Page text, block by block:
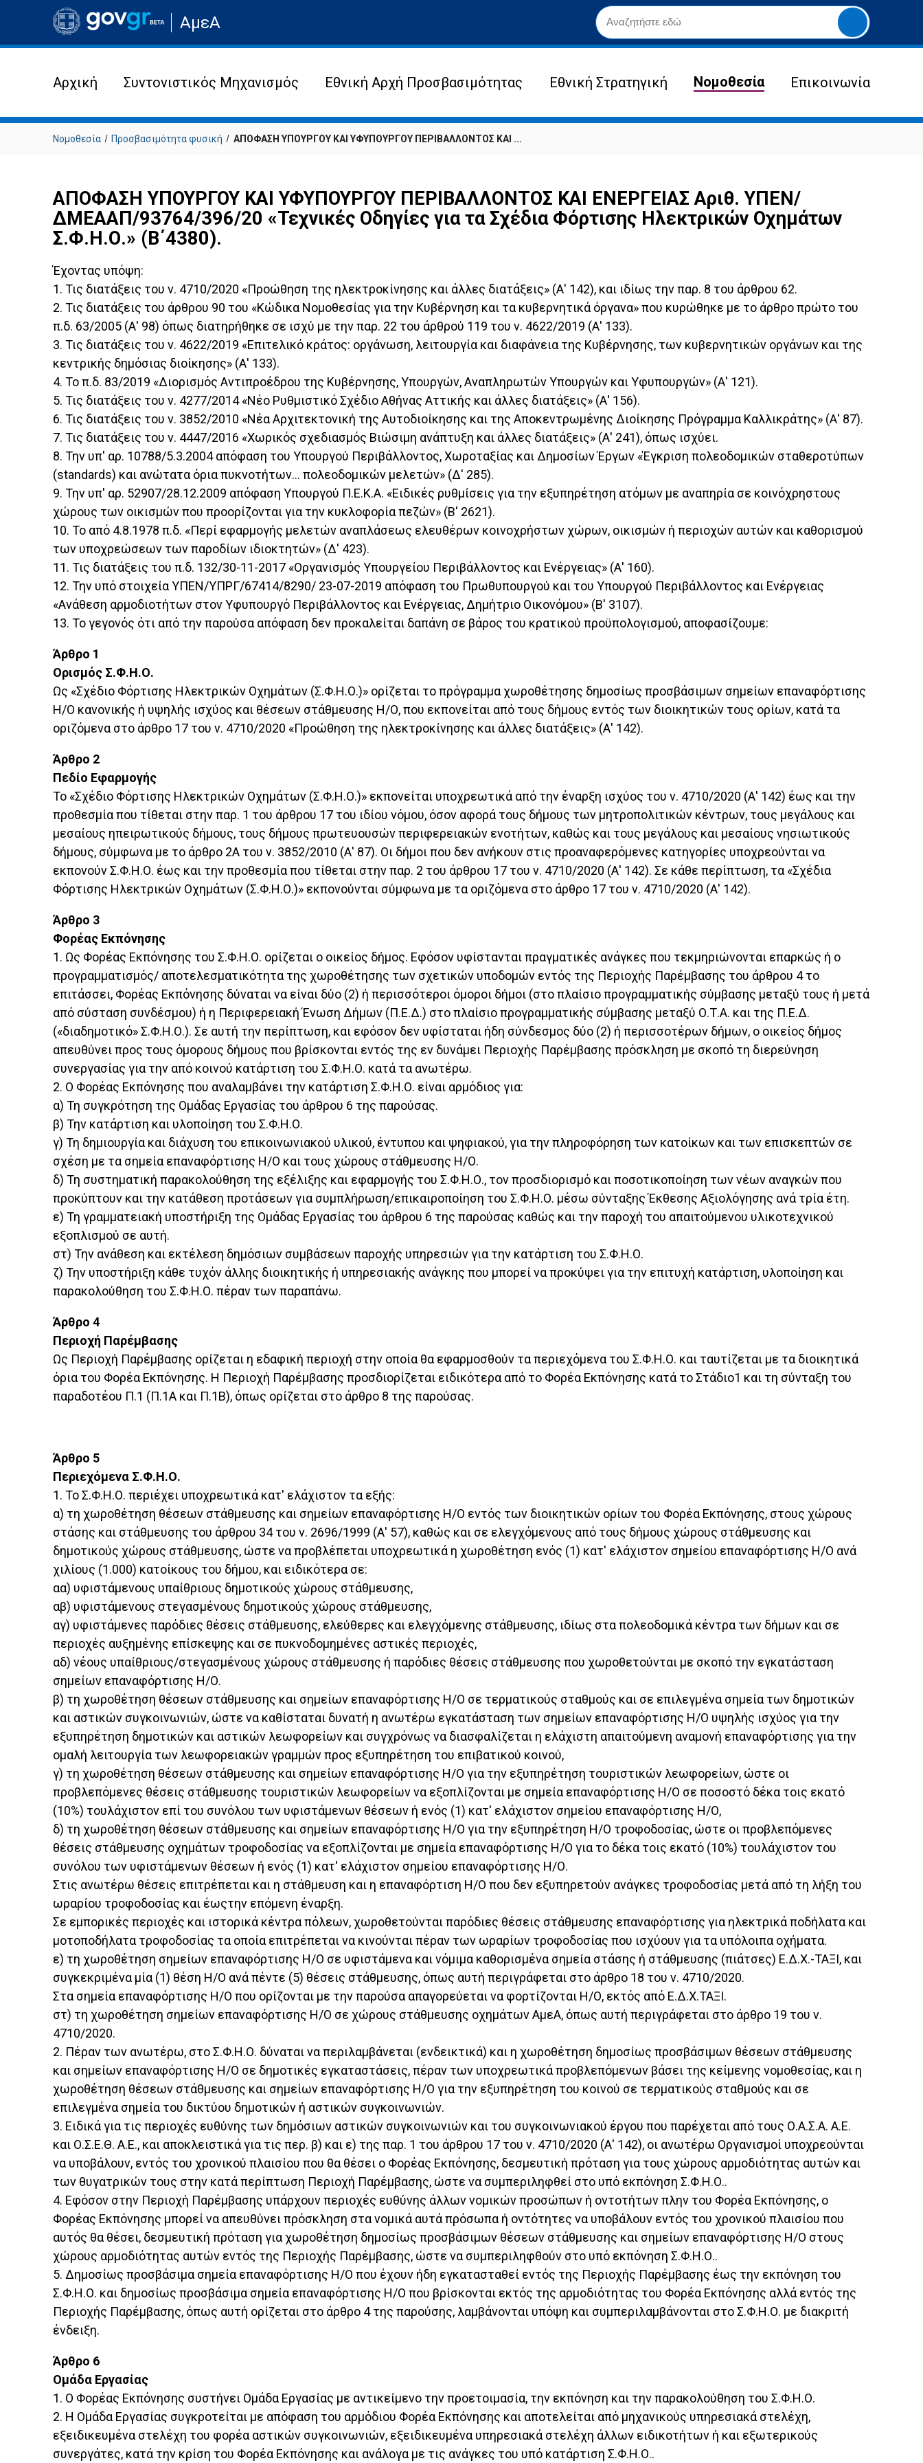
Μετάβαση
στην
σελίδα
ιστότοπου
ΑμεΑ
Yποβολή
αναζήτησης
Αρχική Συντονιστικός Μηχανισμός Εθνική Αρχή Προσβασιμότητας Εθνική Στρατηγική Νομοθεσία Επικοινωνία
Νομοθεσία Προσβασιμότητα φυσική ΑΠΟΦΑΣΗ ΥΠΟΥΡΓΟΥ ΚΑΙ ΥΦΥΠΟΥΡΓΟΥ ΠΕΡΙΒΑΛΛΟΝΤΟΣ ΚΑΙ ...
ΑΠΟΦΑΣΗ ΥΠΟΥΡΓΟΥ ΚΑΙ ΥΦΥΠΟΥΡΓΟΥ ΠΕΡΙΒΑΛΛΟΝΤΟΣ ΚΑΙ ΕΝΕΡΓΕΙΑΣ Αριθ. ΥΠΕΝ/
ΔΜΕΑΑΠ/93764/396/20 «Τεχνικές Οδηγίες για τα Σχέδια Φόρτισης Ηλεκτρικών Οχημάτων
Σ.Φ.Η.Ο.» (Β΄4380).
Έχοντας υπόψη:
1. Τις διατάξεις του ν. 4710/2020 «Προώθηση της ηλεκτροκίνησης και άλλες διατάξεις» (Α' 142), και ιδίως την παρ. 8 του άρθρου 62.
2. Τις διατάξεις του άρθρου 90 του «Κώδικα Νομοθεσίας για την Κυβέρνηση και τα κυβερνητικά όργανα» που κυρώθηκε με το άρθρο πρώτο του
π.δ. 63/2005 (Α' 98) όπως διατηρήθηκε σε ισχύ με την παρ. 22 του άρθρού 119 του ν. 4622/2019 (Α' 133).
3. Τις διατάξεις του ν. 4622/2019 «Επιτελικό κράτος: οργάνωση, λειτουργία και διαφάνεια της Κυβέρνησης, των κυβερνητικών οργάνων και της
κεντρικής δημόσιας διοίκησης» (Α' 133).
4. Το π.δ. 83/2019 «Διορισμός Αντιπροέδρου της Κυβέρνησης, Υπουργών, Αναπληρωτών Υπουργών και Υφυπουργών» (Α' 121).
5. Τις διατάξεις του ν. 4277/2014 «Νέο Ρυθμιστικό Σχέδιο Αθήνας Αττικής και άλλες διατάξεις» (Α' 156).
6. Τις διατάξεις του ν. 3852/2010 «Νέα Αρχιτεκτονική της Αυτοδιοίκησης και της Αποκεντρωμένης Διοίκησης Πρόγραμμα Καλλικράτης» (Α' 87).
7. Τις διατάξεις του ν. 4447/2016 «Χωρικός σχεδιασμός Βιώσιμη ανάπτυξη και άλλες διατάξεις» (Α' 241), όπως ισχύει.
8. Την υπ' αρ. 10788/5.3.2004 απόφαση του Υπουργού Περιβάλλοντος, Χωροταξίας και Δημοσίων Έργων «Έγκριση πολεοδομικών σταθεροτύπων
(standards) και ανώτατα όρια πυκνοτήτων... πολεοδομικών μελετών» (Δ' 285).
9. Την υπ' αρ. 52907/28.12.2009 απόφαση Υπουργού Π.Ε.Κ.Α. «Ειδικές ρυθμίσεις για την εξυπηρέτηση ατόμων με αναπηρία σε κοινόχρηστους
χώρους των οικισμών που προορίζονται για την κυκλοφορία πεζών» (Β' 2621).
10. Το από 4.8.1978 π.δ. «Περί εφαρμογής μελετών αναπλάσεως ελευθέρων κοινοχρήστων χώρων, οικισμών ή περιοχών αυτών και καθορισμού
των υποχρεώσεων των παροδίων ιδιοκτητών» (Δ' 423).
11. Τις διατάξεις του π.δ. 132/30-11-2017 «Οργανισμός Υπουργείου Περιβάλλοντος και Ενέργειας» (Α' 160).
12. Την υπό στοιχεία ΥΠΕΝ/ΥΠΡΓ/67414/8290/ 23-07-2019 απόφαση του Πρωθυπουργού και του Υπουργού Περιβάλλοντος και Ενέργειας
«Ανάθεση αρμοδιοτήτων στον Υφυπουργό Περιβάλλοντος και Ενέργειας, Δημήτριο Οικονόμου» (Β' 3107).
13. Το γεγονός ότι από την παρούσα απόφαση δεν προκαλείται δαπάνη σε βάρος του κρατικού προϋπολογισμού, αποφασίζουμε:
Άρθρο 1
Ορισμός Σ.Φ.Η.Ο.
Ως «Σχέδιο Φόρτισης Ηλεκτρικών Οχημάτων (Σ.Φ.Η.Ο.)» ορίζεται το πρόγραμμα χωροθέτησης δημοσίως προσβάσιμων σημείων επαναφόρτισης
Η/Ο κανονικής ή υψηλής ισχύος και θέσεων στάθμευσης Η/Ο, που εκπονείται από τους δήμους εντός των διοικητικών τους ορίων, κατά τα
οριζόμενα στο άρθρο 17 του ν. 4710/2020 «Προώθηση της ηλεκτροκίνησης και άλλες διατάξεις» (Α' 142).
Άρθρο 2
Πεδίο Εφαρμογής
Το «Σχέδιο Φόρτισης Ηλεκτρικών Οχημάτων (Σ.Φ.Η.Ο.)» εκπονείται υποχρεωτικά από την έναρξη ισχύος του ν. 4710/2020 (Α' 142) έως και την
προθεσμία που τίθεται στην παρ. 1 του άρθρου 17 του ιδίου νόμου, όσον αφορά τους δήμους των μητροπολιτικών κέντρων, τους μεγάλους και
μεσαίους ηπειρωτικούς δήμους, τους δήμους πρωτευουσών περιφερειακών ενοτήτων, καθώς και τους μεγάλους και μεσαίους νησιωτικούς
δήμους, σύμφωνα με το άρθρο 2Α του ν. 3852/2010 (Α' 87). Οι δήμοι που δεν ανήκουν στις προαναφερόμενες κατηγορίες υποχρεούνται να
εκπονούν Σ.Φ.Η.Ο. έως και την προθεσμία που τίθεται στην παρ. 2 του άρθρου 17 του ν. 4710/2020 (Α' 142). Σε κάθε περίπτωση, τα «Σχέδια
Φόρτισης Ηλεκτρικών Οχημάτων (Σ.Φ.Η.Ο.)» εκπονούνται σύμφωνα με τα οριζόμενα στο άρθρο 17 του ν. 4710/2020 (Α' 142).
Άρθρο 3
Φορέας Εκπόνησης
1. Ως Φορέας Εκπόνησης του Σ.Φ.Η.Ο. ορίζεται ο οικείος δήμος. Εφόσον υφίστανται πραγματικές ανάγκες που τεκμηριώνονται επαρκώς ή ο
προγραμματισμός/ αποτελεσματικότητα της χωροθέτησης των σχετικών υποδομών εντός της Περιοχής Παρέμβασης του άρθρου 4 το
επιτάσσει, Φορέας Εκπόνησης δύναται να είναι δύο (2) ή περισσότεροι όμοροι δήμοι (στο πλαίσιο προγραμματικής σύμβασης μεταξύ τους ή μετά
από σύσταση συνδέσμου) ή η Περιφερειακή Ένωση Δήμων (Π.Ε.Δ.) στο πλαίσιο προγραμματικής σύμβασης μεταξύ Ο.Τ.Α. και της Π.Ε.Δ.
(«διαδημοτικό» Σ.Φ.Η.Ο.). Σε αυτή την περίπτωση, και εφόσον δεν υφίσταται ήδη σύνδεσμος δύο (2) ή περισσοτέρων δήμων, ο οικείος δήμος
απευθύνει προς τους όμορους δήμους που βρίσκονται εντός της εν δυνάμει Περιοχής Παρέμβασης πρόσκληση με σκοπό τη διερεύνηση
συνεργασίας για την από κοινού κατάρτιση του Σ.Φ.Η.Ο. κατά τα ανωτέρω.
2. Ο Φορέας Εκπόνησης που αναλαμβάνει την κατάρτιση Σ.Φ.Η.Ο. είναι αρμόδιος για:
α) Τη συγκρότηση της Ομάδας Εργασίας του άρθρου 6 της παρούσας.
β) Την κατάρτιση και υλοποίηση του Σ.Φ.Η.Ο.
γ) Τη δημιουργία και διάχυση του επικοινωνιακού υλικού, έντυπου και ψηφιακού, για την πληροφόρηση των κατοίκων και των επισκεπτών σε
σχέση με τα σημεία επαναφόρτισης H/O και τους χώρους στάθμευσης Η/Ο.
δ) Τη συστηματική παρακολούθηση της εξέλιξης και εφαρμογής του Σ.Φ.Η.Ο., τον προσδιορισμό και ποσοτικοποίηση των νέων αναγκών που
προκύπτουν και την κατάθεση προτάσεων για συμπλήρωση/επικαιροποίηση του Σ.Φ.Η.Ο. μέσω σύνταξης Έκθεσης Αξιολόγησης ανά τρία έτη.
ε) Τη γραμματειακή υποστήριξη της Ομάδας Εργασίας του άρθρου 6 της παρούσας καθώς και την παροχή του απαιτούμενου υλικοτεχνικού
εξοπλισμού σε αυτή.
στ) Την ανάθεση και εκτέλεση δημόσιων συμβάσεων παροχής υπηρεσιών για την κατάρτιση του Σ.Φ.Η.Ο.
ζ) Την υποστήριξη κάθε τυχόν άλλης διοικητικής ή υπηρεσιακής ανάγκης που μπορεί να προκύψει για την επιτυχή κατάρτιση, υλοποίηση και
παρακολούθηση του Σ.Φ.Η.Ο. πέραν των παραπάνω.
Άρθρο 4
Περιοχή Παρέμβασης
Ως Περιοχή Παρέμβασης ορίζεται η εδαφική περιοχή στην οποία θα εφαρμοσθούν τα περιεχόμενα του Σ.Φ.Η.Ο. και ταυτίζεται με τα διοικητικά
όρια του Φορέα Εκπόνησης. Η Περιοχή Παρέμβασης προσδιορίζεται ειδικότερα από το Φορέα Εκπόνησης κατά το Στάδιο1 και τη σύνταξη του
παραδοτέου Π.1 (Π.1Α και Π.1Β), όπως ορίζεται στο άρθρο 8 της παρούσας.
Άρθρο 5
Περιεχόμενα Σ.Φ.Η.Ο.
1. Το Σ.Φ.Η.Ο. περιέχει υποχρεωτικά κατ' ελάχιστον τα εξής:
α) τη χωροθέτηση θέσεων στάθμευσης και σημείων επαναφόρτισης Η/Ο εντός των διοικητικών ορίων του Φορέα Εκπόνησης, στους χώρους
στάσης και στάθμευσης του άρθρου 34 του ν. 2696/1999 (Α' 57), καθώς και σε ελεγχόμενους από τους δήμους χώρους στάθμευσης και
δημοτικούς χώρους στάθμευσης, ώστε να προβλέπεται υποχρεωτικά η χωροθέτηση ενός (1) κατ' ελάχιστον σημείου επαναφόρτισης Η/Ο ανά
χιλίους (1.000) κατοίκους του δήμου, και ειδικότερα σε:
αα) υφιστάμενους υπαίθριους δημοτικούς χώρους στάθμευσης,
αβ) υφιστάμενους στεγασμένους δημοτικούς χώρους στάθμευσης,
αγ) υφιστάμενες παρόδιες θέσεις στάθμευσης, ελεύθερες και ελεγχόμενης στάθμευσης, ιδίως στα πολεοδομικά κέντρα των δήμων και σε
περιοχές αυξημένης επίσκεψης και σε πυκνοδομημένες αστικές περιοχές,
αδ) νέους υπαίθριους/στεγασμένους χώρους στάθμευσης ή παρόδιες θέσεις στάθμευσης που χωροθετούνται με σκοπό την εγκατάσταση
σημείων επαναφόρτισης Η/Ο.
β) τη χωροθέτηση θέσεων στάθμευσης και σημείων επαναφόρτισης Η/Ο σε τερματικούς σταθμούς και σε επιλεγμένα σημεία των δημοτικών
και αστικών συγκοινωνιών, ώστε να καθίσταται δυνατή η ανωτέρω εγκατάσταση των σημείων επαναφόρτισης Η/Ο υψηλής ισχύος για την
εξυπηρέτηση δημοτικών και αστικών λεωφορείων και συγχρόνως να διασφαλίζεται η ελάχιστη απαιτούμενη αναμονή επαναφόρτισης για την
ομαλή λειτουργία των λεωφορειακών γραμμών προς εξυπηρέτηση του επιβατικού κοινού,
γ) τη χωροθέτηση θέσεων στάθμευσης και σημείων επαναφόρτισης Η/Ο για την εξυπηρέτηση τουριστικών λεωφορείων, ώστε οι
προβλεπόμενες θέσεις στάθμευσης τουριστικών λεωφορείων να εξοπλίζονται με σημεία επαναφόρτισης Η/Ο σε ποσοστό δέκα τοις εκατό
(10%) τουλάχιστον επί του συνόλου των υφιστάμενων θέσεων ή ενός (1) κατ' ελάχιστον σημείου επαναφόρτισης Η/Ο,
δ) τη χωροθέτηση θέσεων στάθμευσης και σημείων επαναφόρτισης Η/Ο για την εξυπηρέτηση Η/Ο τροφοδοσίας, ώστε οι προβλεπόμενες
θέσεις στάθμευσης οχημάτων τροφοδοσίας να εξοπλίζονται με σημεία επαναφόρτισης Η/Ο για το δέκα τοις εκατό (10%) τουλάχιστον του
συνόλου των υφιστάμενων θέσεων ή ενός (1) κατ' ελάχιστον σημείου επαναφόρτισης Η/Ο.
Στις ανωτέρω θέσεις επιτρέπεται και η στάθμευση και η επαναφόρτιση Η/Ο που δεν εξυπηρετούν ανάγκες τροφοδοσίας μετά από τη λήξη του
ωραρίου τροφοδοσίας και έωςτην επόμενη έναρξη.
Σε εμπορικές περιοχές και ιστορικά κέντρα πόλεων, χωροθετούνται παρόδιες θέσεις στάθμευσης επαναφόρτισης για ηλεκτρικά ποδήλατα και
μοτοποδήλατα τροφοδοσίας τα οποία επιτρέπεται να κινούνται πέραν των ωραρίων τροφοδοσίας που ισχύουν για τα υπόλοιπα οχήματα.
ε) τη χωροθέτηση σημείων επαναφόρτισης Η/Ο σε υφιστάμενα και νόμιμα καθορισμένα σημεία στάσης ή στάθμευσης (πιάτσες) Ε.Δ.Χ.-ΤΑΞΙ, και
συγκεκριμένα μία (1) θέση Η/Ο ανά πέντε (5) θέσεις στάθμευσης, όπως αυτή περιγράφεται στο άρθρο 18 του ν. 4710/2020.
Στα σημεία επαναφόρτισης Η/Ο που ορίζονται με την παρούσα απαγορεύεται να φορτίζονται Η/Ο, εκτός από Ε.Δ.Χ.ΤΑΞΙ.
στ) τη χωροθέτηση σημείων επαναφόρτισης Η/Ο σε χώρους στάθμευσης οχημάτων ΑμεΑ, όπως αυτή περιγράφεται στο άρθρο 19 του ν.
4710/2020.
2. Πέραν των ανωτέρω, στο Σ.Φ.Η.Ο. δύναται να περιλαμβάνεται (ενδεικτικά) και η χωροθέτηση δημοσίως προσβάσιμων θέσεων στάθμευσης
και σημείων επαναφόρτισης Η/Ο σε δημοτικές εγκαταστάσεις, πέραν των υποχρεωτικά προβλεπόμενων βάσει της κείμενης νομοθεσίας, και η
χωροθέτηση θέσεων στάθμευσης και σημείων επαναφόρτισης Η/Ο για την εξυπηρέτηση του κοινού σε τερματικούς σταθμούς και σε
επιλεγμένα σημεία του δικτύου δημοτικών ή αστικών συγκοινωνιών.
3. Ειδικά για τις περιοχές ευθύνης των δημόσιων αστικών συγκοινωνιών και του συγκοινωνιακού έργου που παρέχεται από τους Ο.Α.Σ.Α. Α.Ε.
και Ο.Σ.Ε.Θ. Α.Ε., και αποκλειστικά για τις περ. β) και ε) της παρ. 1 του άρθρου 17 του ν. 4710/2020 (Α' 142), οι ανωτέρω Οργανισμοί υποχρεούνται
να υποβάλουν, εντός του χρονικού πλαισίου που θα θέσει ο Φορέας Εκπόνησης, δεσμευτική πρόταση για τους χώρους αρμοδιότητας αυτών και
των θυγατρικών τους στην κατά περίπτωση Περιοχή Παρέμβασης, ώστε να συμπεριληφθεί στο υπό εκπόνηση Σ.Φ.Η.Ο..
4. Εφόσον στην Περιοχή Παρέμβασης υπάρχουν περιοχές ευθύνης άλλων νομικών προσώπων ή οντοτήτων πλην του Φορέα Εκπόνησης, ο
Φορέας Εκπόνησης μπορεί να απευθύνει πρόσκληση στα νομικά αυτά πρόσωπα ή οντότητες να υποβάλουν εντός του χρονικού πλαισίου που
αυτός θα θέσει, δεσμευτική πρόταση για χωροθέτηση δημοσίως προσβάσιμων θέσεων στάθμευσης και σημείων επαναφόρτισης Η/Ο στους
χώρους αρμοδιότητας αυτών εντός της Περιοχής Παρέμβασης, ώστε να συμπεριληφθούν στο υπό εκπόνηση Σ.Φ.Η.Ο..
5. Δημοσίως προσβάσιμα σημεία επαναφόρτισης Η/Ο που έχουν ήδη εγκατασταθεί εντός της Περιοχής Παρέμβασης έως την εκπόνηση του
Σ.Φ.Η.Ο. και δημοσίως προσβάσιμα σημεία επαναφόρτισης Η/Ο που βρίσκονται εκτός της αρμοδιότητας του Φορέα Εκπόνησης αλλά εντός της
Περιοχής Παρέμβασης, όπως αυτή ορίζεται στο άρθρο 4 της παρούσης, λαμβάνονται υπόψη και συμπεριλαμβάνονται στο Σ.Φ.Η.Ο. με διακριτή
ένδειξη.
Άρθρο 6
Ομάδα Εργασίας
1. Ο Φορέας Εκπόνησης συστήνει Ομάδα Εργασίας με αντικείμενο την προετοιμασία, την εκπόνηση και την παρακολούθηση του Σ.Φ.Η.Ο.
2. Η Ομάδα Εργασίας συγκροτείται με απόφαση του αρμόδιου Φορέα Εκπόνησης και αποτελείται από μηχανικούς υπηρεσιακά στελέχη,
εξειδικευμένα στελέχη του φορέα αστικών συγκοινωνιών, εξειδικευμένα υπηρεσιακά στελέχη άλλων ειδικοτήτων ή και εξωτερικούς
συνεργάτες, κατά την κρίση του Φορέα Εκπόνησης και ανάλογα με τις ανάγκες του υπό κατάρτιση Σ.Φ.Η.Ο..